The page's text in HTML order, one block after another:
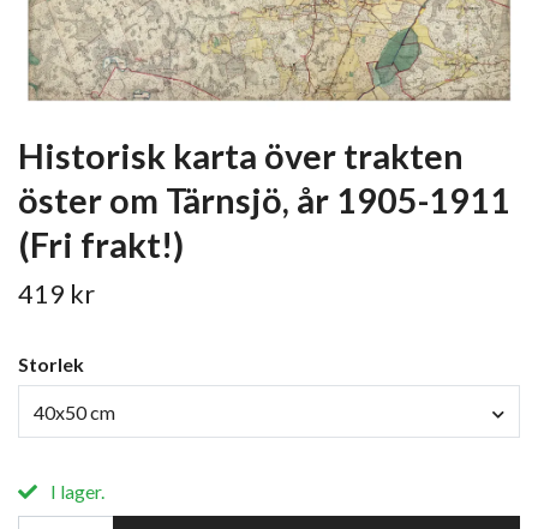
Historisk karta över trakten
öster om Tärnsjö, år 1905-1911
(Fri frakt!)
419 kr
Storlek
40x50 cm
I lager.